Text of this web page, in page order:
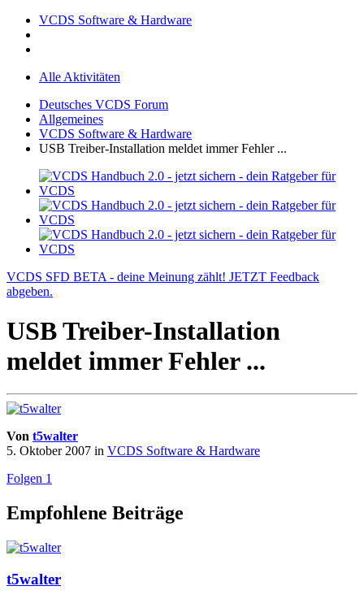
VCDS Software & Hardware
Alle Aktivitäten
Deutsches VCDS Forum
Allgemeines
VCDS Software & Hardware
USB Treiber-Installation meldet immer Fehler ...
VCDS SFD BETA - deine Meinung zählt! JETZT Feedback
abgeben.
USB Treiber-Installation
meldet immer Fehler ...
Von t5walter
5. Oktober 2007 in VCDS Software & Hardware
Folgen 1
Empfohlene Beiträge
t5walter